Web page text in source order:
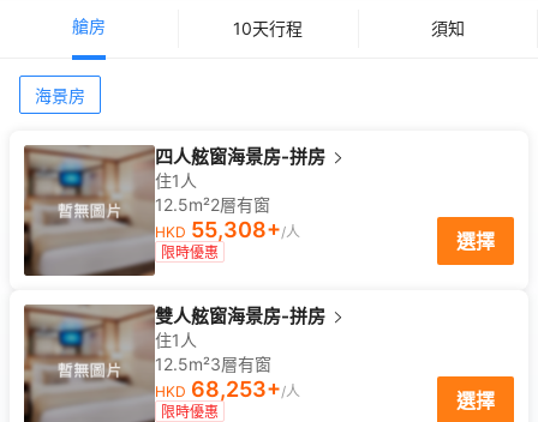
艙房 10天行程 須知
海景房
四人舷窗海景房-拼房
住1人
12.5m²2層有窗
HKD 55,308+/人
限時優惠
選擇
雙人舷窗海景房-拼房
住1人
12.5m²3層有窗
HKD 68,253+/人
限時優惠
選擇